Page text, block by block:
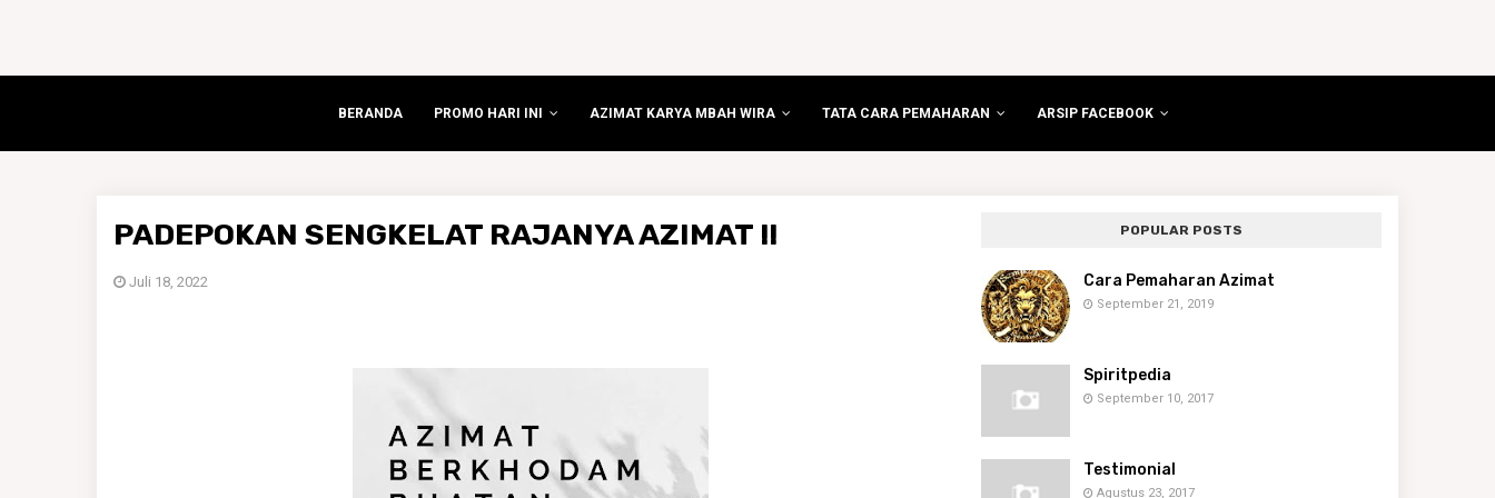
BERANDA PROMO HARI INI AZIMAT KARYA MBAH WIRA TATA CARA PEMAHARAN ARSIP FACEBOOK
PADEPOKAN SENGKELAT RAJANYA AZIMAT !!
Juli 18, 2022
POPULAR POSTS
Cara Pemaharan Azimat
September 21, 2019
Spiritpedia
September 10, 2017
Testimonial
Agustus 23, 2017